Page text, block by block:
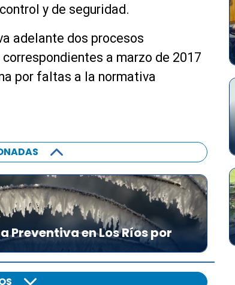
y de seguridad.
adelante dos procesos
a marzo de 2017
por faltas a la normativa
Preventiva en Los Ríos por